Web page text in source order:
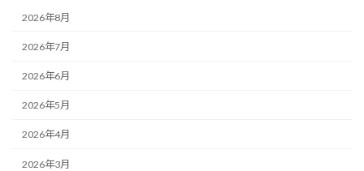
2026年8月
2026年7月
2026年6月
2026年5月
2026年4月
2026年3月